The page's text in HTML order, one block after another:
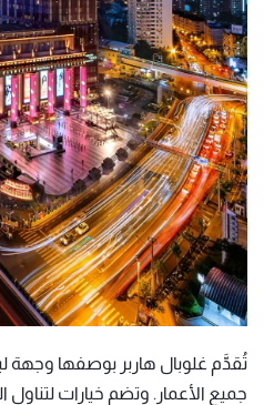
تُقدَّم غلوبال هاربر بوصفها وجهة
جميع الأعمار. وتضم خيارات